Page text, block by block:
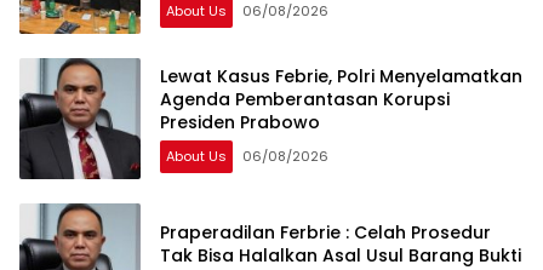
About Us 06/08/2026
Lewat Kasus Febrie, Polri Menyelamatkan
Agenda Pemberantasan Korupsi
Presiden Prabowo
About Us 06/08/2026
Praperadilan Ferbrie : Celah Prosedur
Tak Bisa Halalkan Asal Usul Barang Bukti